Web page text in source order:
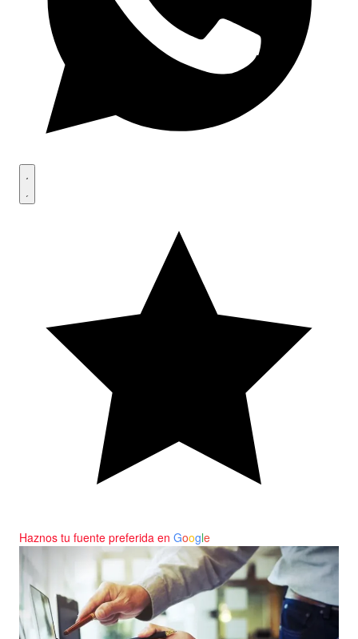
Haznos tu fuente preferida en Google